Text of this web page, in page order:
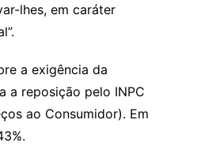
lhes, em caráter
a exigência da
a reposição pelo INPC
ao Consumidor). Em